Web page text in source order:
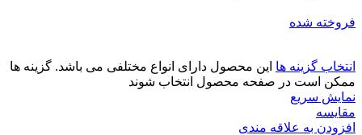
فروخته شده
انتخاب گزینه ها این محصول دارای انواع مختلفی می باشد. گزینه ها
ممکن است در صفحه محصول انتخاب شوند
نمایش سریع
مقايسه
افزودن به علاقه مندی